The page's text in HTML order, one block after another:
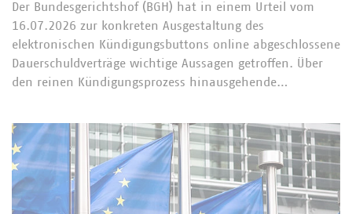
Der Bundesgerichtshof (BGH) hat in einem Urteil vom
16.07.2026 zur konkreten Ausgestaltung des
elektronischen Kündigungsbuttons online abgeschlossene
Dauerschuldverträge wichtige Aussagen getroffen. Über
den reinen Kündigungsprozess hinausgehende…